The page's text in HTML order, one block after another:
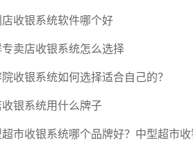
收银系统软件哪个好
卖店收银系统怎么选择
收银系统如何选择适合自己的？
银系统用什么牌子